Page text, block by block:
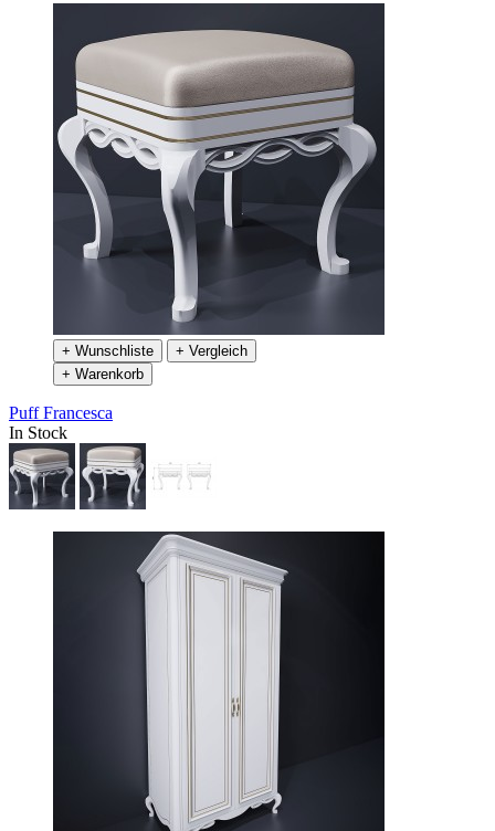
+ Wunschliste
+ Vergleich
+ Warenkorb
Puff Francesca
In Stock